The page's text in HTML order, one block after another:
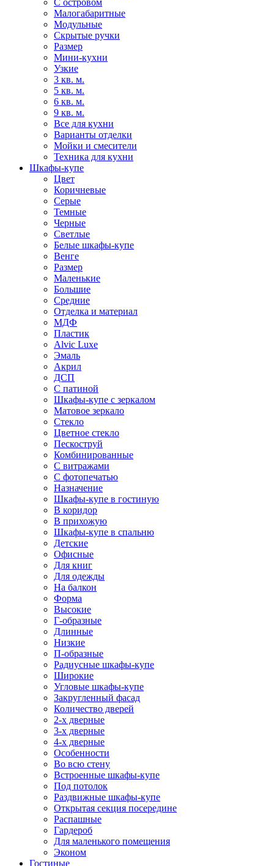
С островом
Малогабаритные
Модульные
Скрытые ручки
Размер
Мини-кухни
Узкие
3 кв. м.
5 кв. м.
6 кв. м.
9 кв. м.
Все для кухни
Варианты отделки
Мойки и смесители
Техника для кухни
Шкафы-купе
Цвет
Коричневые
Серые
Темные
Черные
Светлые
Белые шкафы-купе
Венге
Размер
Маленькие
Большие
Средние
Отделка и материал
МДФ
Пластик
Alvic Luxe
Эмаль
Акрил
ДСП
С патиной
Шкафы-купе с зеркалом
Матовое зеркало
Стекло
Цветное стекло
Пескоструй
Комбинированные
С витражами
С фотопечатью
Назначение
Шкафы-купе в гостиную
В коридор
В прихожую
Шкафы-купе в спальню
Детские
Офисные
Для книг
Для одежды
На балкон
Форма
Высокие
Г-образные
Длинные
Низкие
П-образные
Радиусные шкафы-купе
Широкие
Угловые шкафы-купе
Закругленный фасад
Количество дверей
2-х дверные
3-х дверные
4-х дверные
Особенности
Во всю стену
Встроенные шкафы-купе
Под потолок
Раздвижные шкафы-купе
Открытая секция посередине
Распашные
Гардероб
Для маленького помещения
Эконом
Гостиные